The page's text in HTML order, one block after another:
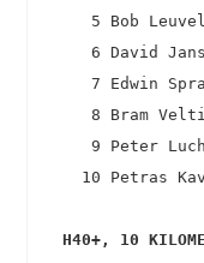
5 Bob
6 David
7 Edwin
8 Bram
9 Peter
10 Petras
H40+, 10